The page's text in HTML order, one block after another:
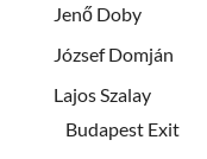
Jenő Doby
József Domján
Lajos Szalay
Budapest Exit